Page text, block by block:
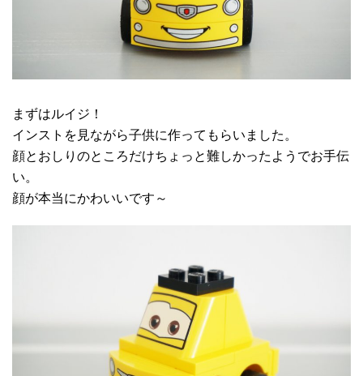
まずはルイジ！
インストを見ながら子供に作ってもらいました。
顔とおしりのところだけちょっと難しかったようでお手伝
い。
顔が本当にかわいいです～